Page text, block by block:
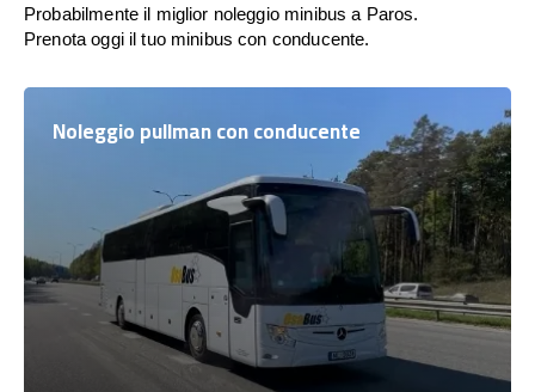
Probabilmente il miglior noleggio minibus a Paros.
Prenota oggi il tuo minibus con conducente.
Noleggio pullman con conducente